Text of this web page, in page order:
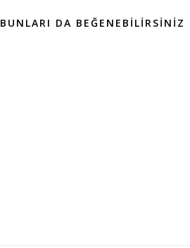
BUNLARI DA BEĞENEBILIRSINIZ